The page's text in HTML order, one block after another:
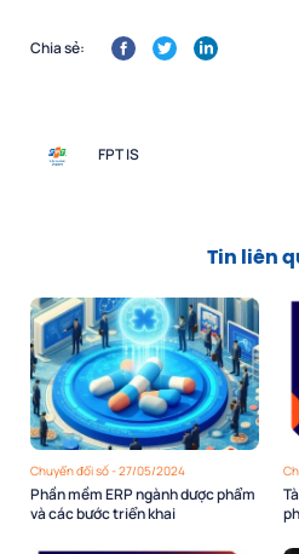
Chia sẻ:
FPT IS
Tin liên
Chuyển đổi số - 27/05/2024
Phần mềm ERP ngành dược phẩm
và các bước triển khai